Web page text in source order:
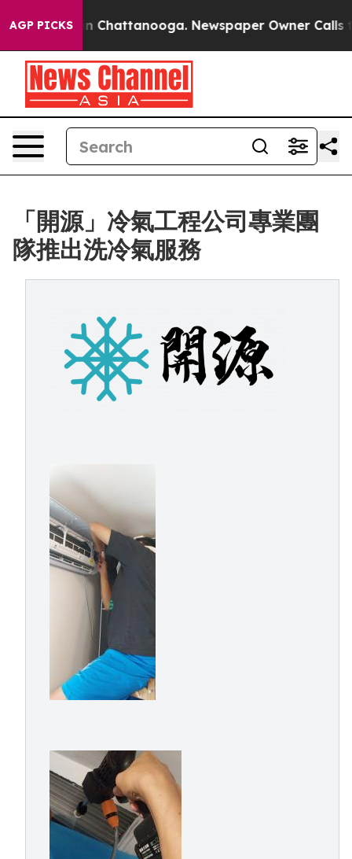
AGP PICKS
Chaos in Chattanooga. Newspaper Owner Calls the
「開源」冷氣工程公司專業團
隊推出洗冷氣服務